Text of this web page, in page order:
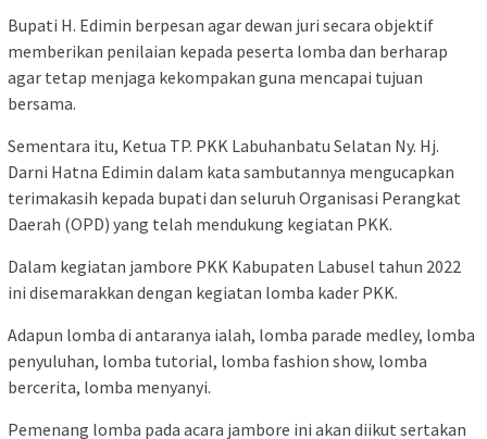
Bupati H. Edimin berpesan agar dewan juri secara objektif
memberikan penilaian kepada peserta lomba dan berharap
agar tetap menjaga kekompakan guna mencapai tujuan
bersama.
Sementara itu, Ketua TP. PKK Labuhanbatu Selatan Ny. Hj.
Darni Hatna Edimin dalam kata sambutannya mengucapkan
terimakasih kepada bupati dan seluruh Organisasi Perangkat
Daerah (OPD) yang telah mendukung kegiatan PKK.
Dalam kegiatan jambore PKK Kabupaten Labusel tahun 2022
ini disemarakkan dengan kegiatan lomba kader PKK.
Adapun lomba di antaranya ialah, lomba parade medley, lomba
penyuluhan, lomba tutorial, lomba fashion show, lomba
bercerita, lomba menyanyi.
Pemenang lomba pada acara jambore ini akan diikut sertakan